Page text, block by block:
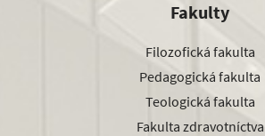
Fakulty
Filozofická fakulta
Pedagogická fakulta
Teologická fakulta
Fakulta zdravotníctva